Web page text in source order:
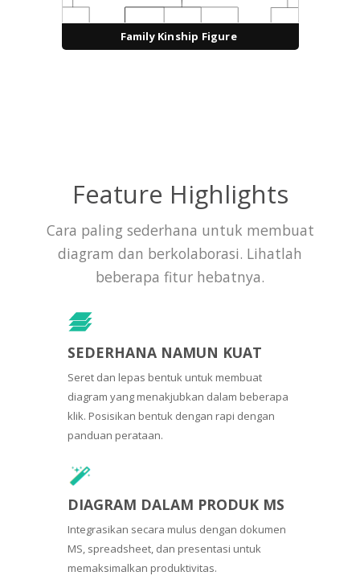
Family Kinship Figure
Feature Highlights
Cara paling sederhana untuk membuat
diagram dan berkolaborasi. Lihatlah
beberapa fitur hebatnya.
SEDERHANA NAMUN KUAT
Seret dan lepas bentuk untuk membuat
diagram yang menakjubkan dalam beberapa
klik. Posisikan bentuk dengan rapi dengan
panduan perataan.
DIAGRAM DALAM PRODUK MS
Integrasikan secara mulus dengan dokumen
MS, spreadsheet, dan presentasi untuk
memaksimalkan produktivitas.